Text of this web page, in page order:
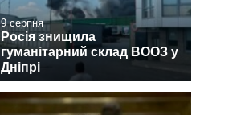
9 серпня
Росія знищила
гуманітарний склад ВООЗ у
Дніпрі